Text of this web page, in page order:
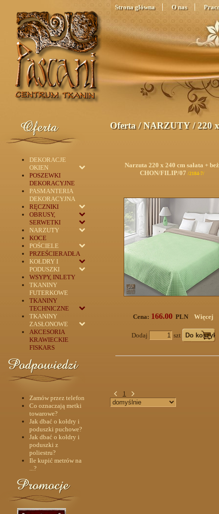
Strona główna O nas
DEKORACJE
OKIEN
POSZEWKI
DEKORACYJNE
PASMANTERIA
DEKORACYJNA
RĘCZNIKI
OBRUSY,
SERWETKI
NARZUTY
KOCE
POŚCIELE
PRZEŚCIERADŁA
KOŁDRY I
PODUSZKI
WSYPY, INLETY
TKANINY
FUTERKOWE
TKANINY
TECHNICZNE
TKANINY
ZASŁONOWE
AKCESORIA
KRAWIECKIE
FISKARS
Zamów przez telefon
Co oznaczają metki
towarowe?
Jak dbać o kołdry i
poduszki puchowe?
Jak dbać o kołdry i
poduszki z
poliestru?
Ile kupić metrów na
...?
Oferta/NARZUTY/220
Narzuta 220 x 240 cm sałata + beż
CHON/FILIP/07 /2184-7/
Cena: 166.00 PLN Więcej
Dodaj szt
1